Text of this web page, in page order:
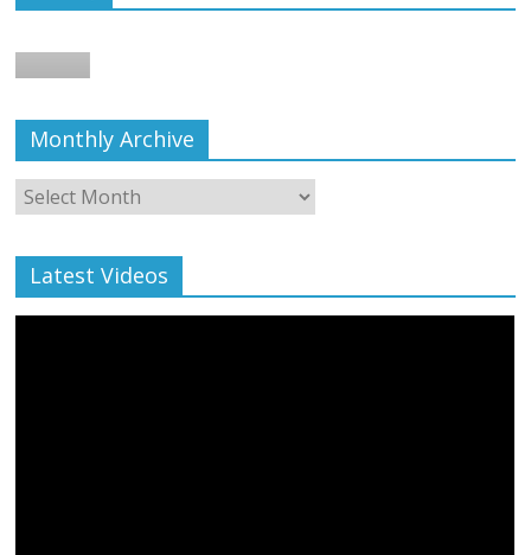
बाल्मीकि का किया गया स्वागत
Monthly Archive
Monthly
Archive
Latest Videos